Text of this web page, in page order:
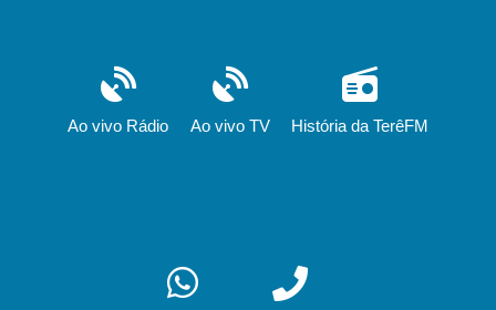
Ao vivo Rádio Ao vivo TV História da TerêFM